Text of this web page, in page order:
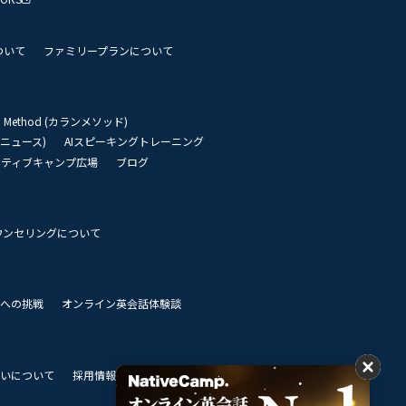
いて ファミリープランについて
Method (カランメソッド)
ュース)
AIスピーキングトレーニング
ィブキャンプ広場
ブログ
セリングについて
の挑戦 オンライン英会話体験談
について 採用情報 私達のビジョン